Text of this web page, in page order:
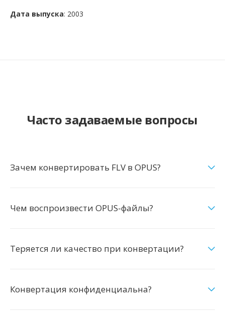
Дата выпуска: 2003
Часто задаваемые вопросы
Зачем конвертировать FLV в OPUS?
Чем воспроизвести OPUS-файлы?
Теряется ли качество при конвертации?
Конвертация конфиденциальна?